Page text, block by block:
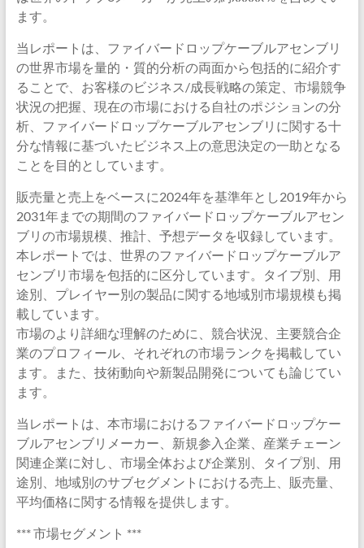
ます。
当レポートは、ファイバードロップケーブルアセンブリ
の世界市場を量的・質的分析の両面から包括的に紹介す
ることで、お客様のビジネス/成長戦略の策定、市場競争
状況の把握、現在の市場における自社のポジションの分
析、ファイバードロップケーブルアセンブリに関する十
分な情報に基づいたビジネス上の意思決定の一助となる
ことを目的としています。
販売量と売上をベースに2024年を基準年とし2019年から
2031年までの期間のファイバードロップケーブルアセン
ブリの市場規模、推計、予想データを収録しています。
本レポートでは、世界のファイバードロップケーブルア
センブリ市場を包括的に区分しています。タイプ別、用
途別、プレイヤー別の製品に関する地域別市場規模も掲
載しています。
市場のより詳細な理解のために、競合状況、主要競合企
業のプロフィール、それぞれの市場ランクを掲載してい
ます。また、技術動向や新製品開発についても論じてい
ます。
当レポートは、本市場におけるファイバードロップケー
ブルアセンブリメーカー、新規参入企業、産業チェーン
関連企業に対し、市場全体および企業別、タイプ別、用
途別、地域別のサブセグメントにおける売上、販売量、
平均価格に関する情報を提供します。
*** 市場セグメント ***